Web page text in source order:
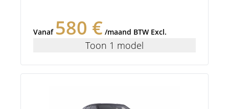
Vanaf 580 € /maand BTW Excl.
Toon 1 model